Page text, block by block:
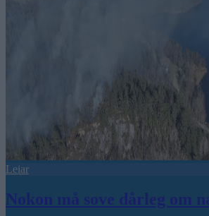
Leiar
Nokon må sove dårleg om